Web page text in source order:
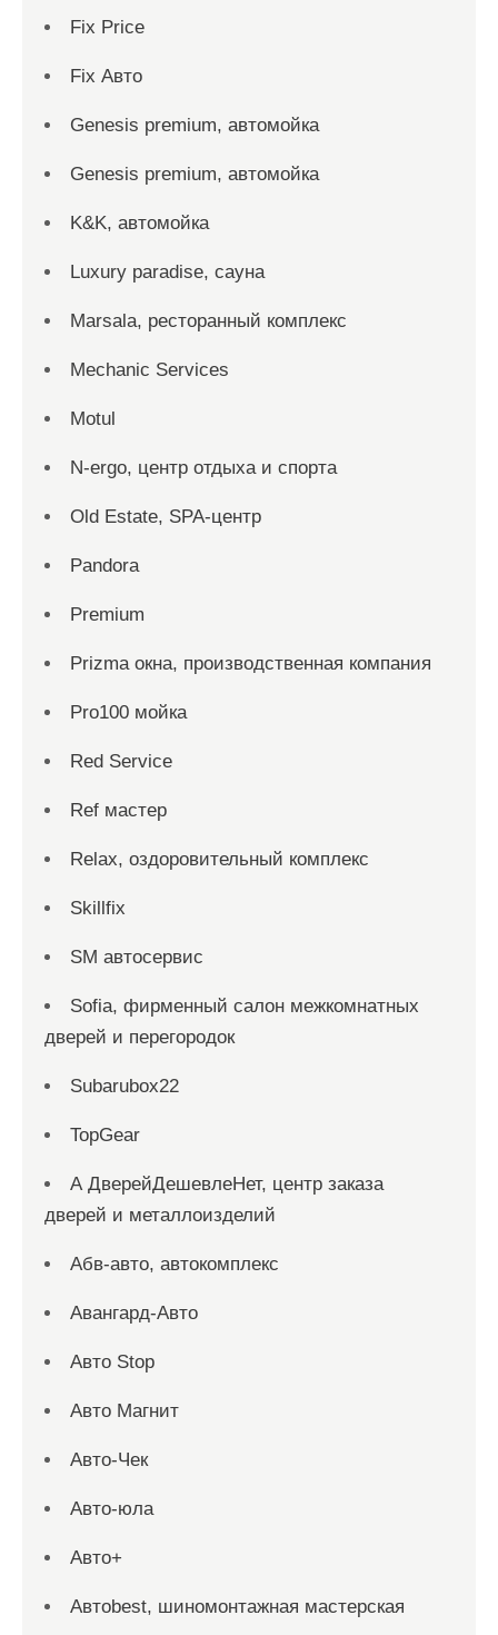
Fix Price
Fix Авто
Genesis premium, автомойка
Genesis premium, автомойка
K&K, автомойка
Luxury paradise, сауна
Marsala, ресторанный комплекс
Mechanic Services
Motul
N-ergo, центр отдыха и спорта
Old Estate, SPA-центр
Pandora
Premium
Prizma окна, производственная компания
Pro100 мойка
Red Service
Ref мастер
Relax, оздоровительный комплекс
Skillfix
SM автосервис
Sofia, фирменный салон межкомнатных
дверей и перегородок
Subarubox22
TopGear
А ДверейДешевлеНет, центр заказа
дверей и металлоизделий
Абв-авто, автокомплекс
Авангард-Авто
Авто Stop
Авто Магнит
Авто-Чек
Авто-юла
Авто+
Автоbest, шиномонтажная мастерская